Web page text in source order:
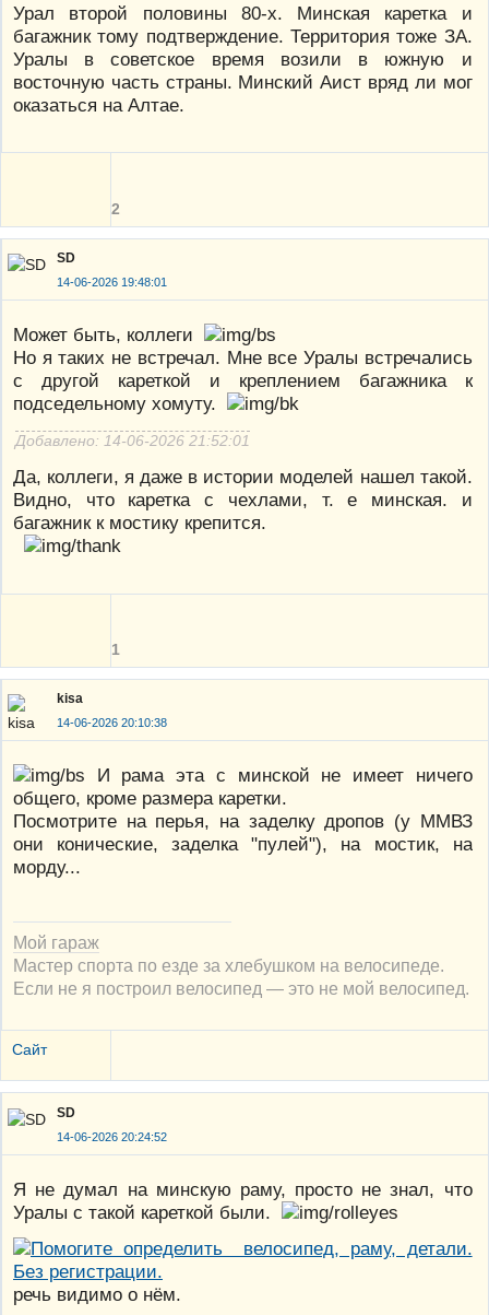
Урал второй половины 80-х. Минская каретка и
багажник тому подтверждение. Территория тоже ЗА.
Уралы в советское время возили в южную и
восточную часть страны. Минский Аист вряд ли мог
оказаться на Алтае.
2
SD
14-06-2026 19:48:01
Может быть, коллеги
Но я таких не встречал. Мне все Уралы встречались
с другой кареткой и креплением багажника к
подседельному хомуту.
Добавлено: 14-06-2026 21:52:01
Да, коллеги, я даже в истории моделей нашел такой.
Видно, что каретка с чехлами, т. е минская. и
багажник к мостику крепится.
1
kisa
14-06-2026 20:10:38
И рама эта с минской не имеет ничего
общего, кроме размера каретки.
Посмотрите на перья, на заделку дропов (у ММВЗ
они конические, заделка "пулей"), на мостик, на
морду...
Мой гараж
Мастер спорта по езде за хлебушком на велосипеде.
Если не я построил велосипед — это не мой велосипед.
Сайт
SD
14-06-2026 20:24:52
Я не думал на минскую раму, просто не знал, что
Уралы с такой кареткой были.
речь видимо о нём.